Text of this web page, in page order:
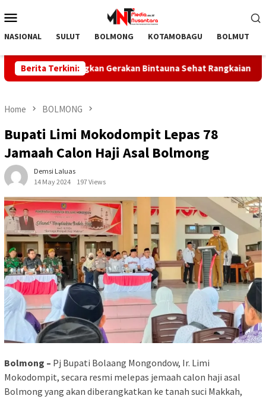
to
Menu
NASIONAL SULUT BOLMONG KOTAMOBAGU BOLMUT
Berita Terkini:
Canangkan Gerakan Bintauna Sehat Rangkaian HUT ke-81 RI
Home BOLMONG
Bupati Limi Mokodompit Lepas 78
Jamaah Calon Haji Asal Bolmong
Demsi Laluas
14 May 2024
197 Views
Bolmong – Pj Bupati Bolaang Mongondow, Ir. Limi
Mokodompit, secara resmi melepas jemaah calon haji asal
Bolmong yang akan diberangkatkan ke tanah suci Makkah,